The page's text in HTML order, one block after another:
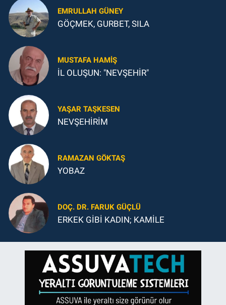
EMRULLAH GÜNEY
GÖÇMEK, GURBET, SILA
MUSTAFA HAMIŞ
İL OLUŞUN: "NEVŞEHİR"
YAŞAR TAŞKESEN
NEVŞEHİRİM
RAMAZAN GÖKTAŞ
YOBAZ
DOÇ. DR. FARUK GÜÇLÜ
ERKEK GİBİ KADIN; KAMİLE